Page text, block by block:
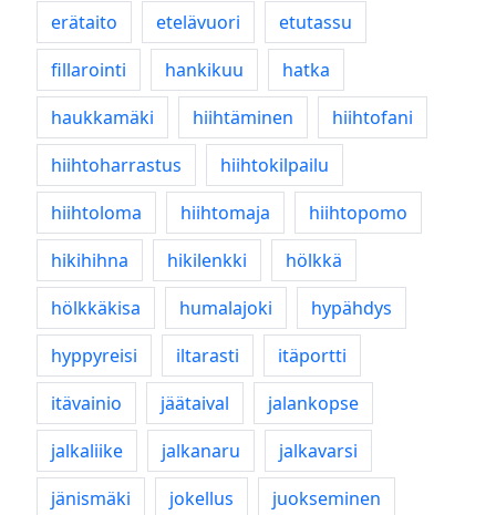
erätaito
etelävuori
etutassu
fillarointi
hankikuu
hatka
haukkamäki
hiihtäminen
hiihtofani
hiihtoharrastus
hiihtokilpailu
hiihtoloma
hiihtomaja
hiihtopomo
hikihihna
hikilenkki
hölkkä
hölkkäkisa
humalajoki
hypähdys
hyppyreisi
iltarasti
itäportti
itävainio
jäätaival
jalankopse
jalkaliike
jalkanaru
jalkavarsi
jänismäki
jokellus juokseminen